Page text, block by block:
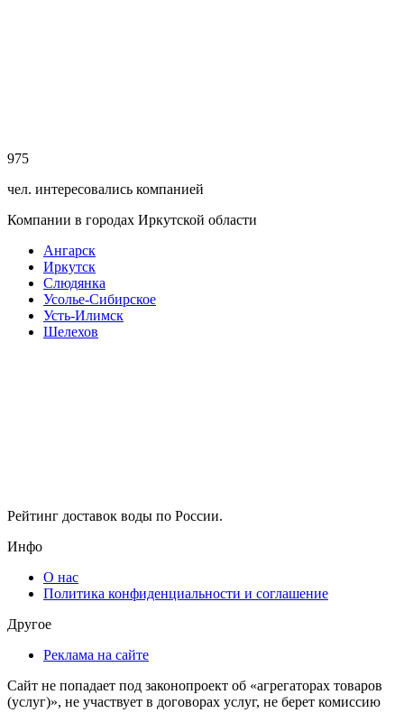
975
чел. интересовались компанией
Компании в городах Иркутской области
Ангарск
Иркутск
Слюдянка
Усолье-Сибирское
Усть-Илимск
Шелехов
Рейтинг доставок воды по России.
Инфо
О нас
Политика конфиденциальности и соглашение
Другое
Реклама на сайте
Сайт не попадает под законопроект об «агрегаторах товаров
(услуг)», не участвует в договорах услуг, не берет комиссию